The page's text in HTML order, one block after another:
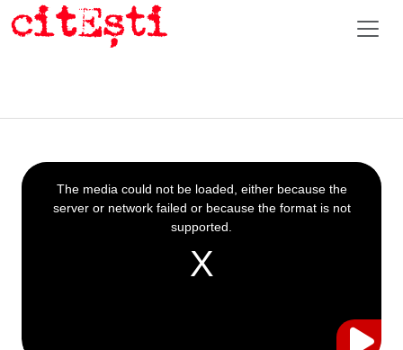
This
is
a
The media could not be loaded, either because the
server or network failed or because the format is not
supported.